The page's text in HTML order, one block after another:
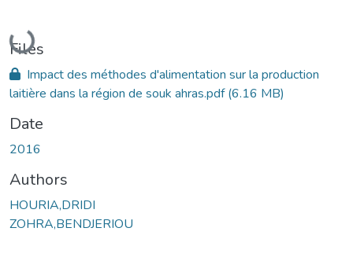
Loading...
Files
Impact des méthodes d'alimentation sur la production
laitière dans la région de souk ahras.pdf(6.16 MB)
Date
2016
Authors
HOURIA,DRIDI
ZOHRA,BENDJERIOU